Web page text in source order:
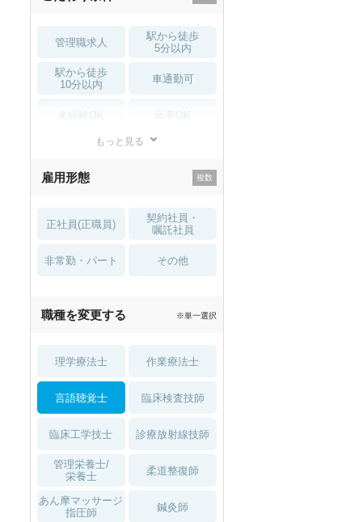
管理職求人
駅から徒歩
5分以内
駅から徒歩
10分以内
車通勤可
住宅手当・補助
土日祝休 無資格 OK
積極採用中 WEB面接OK
もっと見る
雇用形態
正社員(正職員)
契約社員・
嘱託社員
非常勤・パート その他
職種を変更する ※単一選択
理学療法士 作業療法士
言語聴覚士 臨床検査技師
臨床工学技士 診療放射線技師
管理栄養士/
栄養士
柔道整復師
あん摩マッサージ
指圧師
鍼灸師